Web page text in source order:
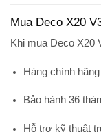
Mua Deco X20
Khi mua Deco X20
Hàng chính
Bảo hành 36
Hỗ trợ kỹ thuật